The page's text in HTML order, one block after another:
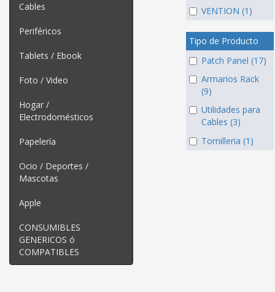
Cables
Periféricos
Tablets / Ebook
Foto / Video
Hogar /
Electrodomésticos
Papelería
Ocio / Deportes /
Mascotas
Apple
CONSUMIBLES
GENERICOS ó
COMPATIBLES
VENTION (1)
Tipo de Producto
Patch Panel (17)
Armarios Rack
(9)
Utilidades para
Cables (3)
Tornilleria (1)